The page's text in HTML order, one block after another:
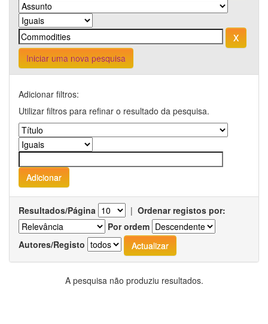
Iniciar uma nova pesquisa
Adicionar filtros:
Utilizar filtros para refinar o resultado da pesquisa.
Resultados/Página | Ordenar registos por:
Por ordem
Autores/Registo
A pesquisa não produziu resultados.